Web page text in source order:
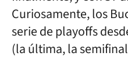
Curiosamente, los
serie de playoffs
(la última, la